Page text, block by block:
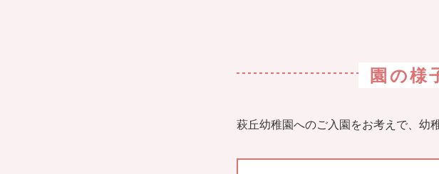
園の様
萩丘幼稚園へのご入園をお考えで、幼